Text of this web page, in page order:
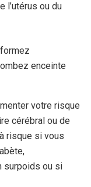
l’utérus ou du
enceinte
votre risque
cérébral ou de
risque si vous
surpoids ou si